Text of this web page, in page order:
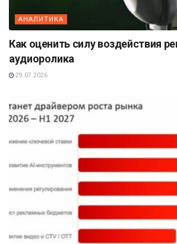
АНАЛИТИКА
Как оценить силу воздействия
аудиоролика
29.07.2026